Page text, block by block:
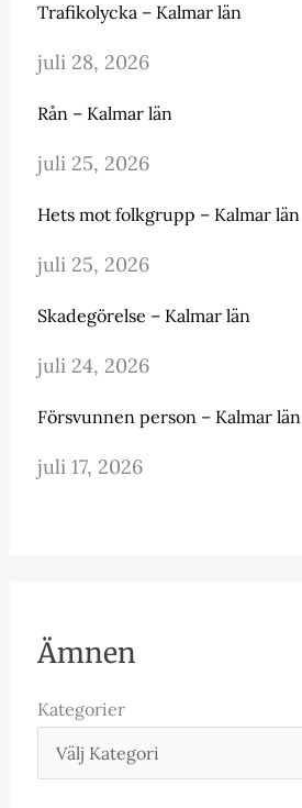
Trafikolycka – Kalmar län
juli 28, 2026
Rån – Kalmar län
juli 25, 2026
Hets mot folkgrupp – Kalmar län
juli 25, 2026
Skadegörelse – Kalmar län
juli 24, 2026
Försvunnen person – Kalmar län
juli 17, 2026
Ämnen
Kategorier